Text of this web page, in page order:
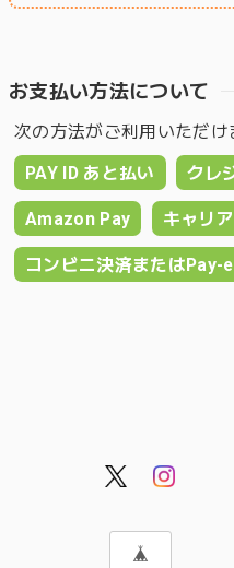
お支払い方法について
次の方法がご利用いただけ
PAY ID あと払い
クレ
Amazon Pay キャリ
コンビニ決済またはPay-